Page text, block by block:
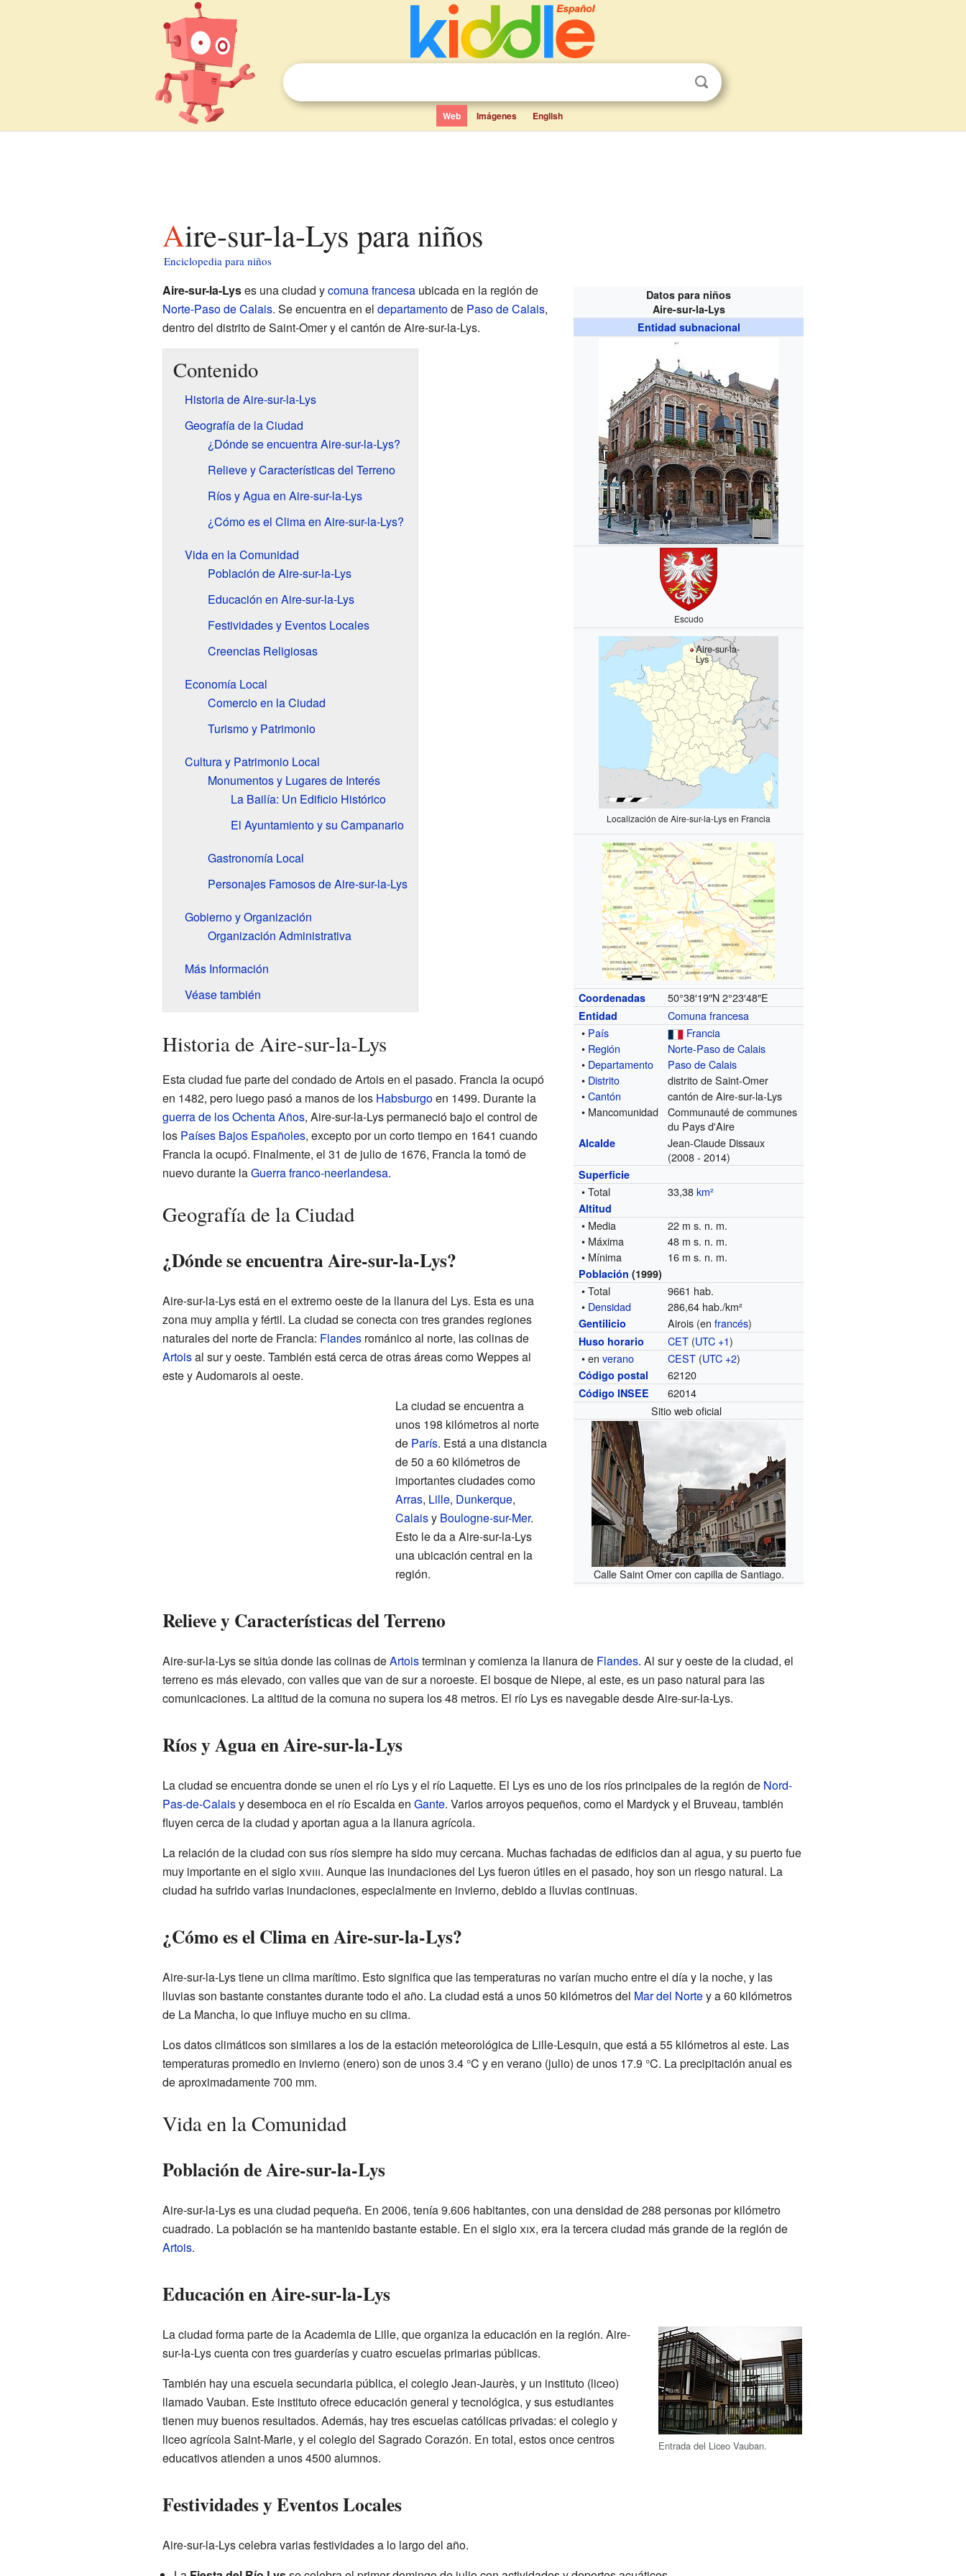
Web Imágenes English
Aire-sur-la-Lys para niños
Enciclopedia para niños
Datos para niños
Aire-sur-la-Lys
Entidad subnacional
Escudo
Aire-sur-la-
Lys
Localización de Aire-sur-la-Lys en Francia
Coordenadas 50°38′19″N 2°23′48″E
Entidad
Comuna francesa
• País
Francia
• Región
Norte-Paso de Calais
• Departamento
Paso de Calais
• Distrito
distrito de Saint-Omer
•Cantón
cantón de Aire-sur-la-Lys
• Mancomunidad
Communauté de communes
du Pays d'Aire
Alcalde
Jean-Claude Dissaux
(2008 - 2014)
Superficie
• Total 33,38km²
Altitud
• Media
22 m s. n. m.
• Máxima
48 m s. n. m.
• Mínima
16 m s. n. m.
Población (1999)
• Total
9661 hab.
• Densidad 286,64 hab./km²
Gentilicio Airois (enfrancés)
Huso horario CET (UTC +1)
• enverano CEST (UTC +2)
Código postal 62120
Código INSEE
62014
Sitio web oficial
Calle Saint Omer con capilla de Santiago.
Aire-sur-la-Lyses una ciudad ycomuna francesaubicada en la región de
Norte-Paso de Calais. Se encuentra en el departamentode Paso de Calais,
dentro del distrito de Saint-Omer y el cantón de Aire-sur-la-Lys.
Contenido
Historia de Aire-sur-la-Lys
Geografía de la Ciudad
¿Dónde se encuentra Aire-sur-la-Lys?
Relieve y Características del Terreno
Ríos y Agua en Aire-sur-la-Lys
¿Cómo es el Clima en Aire-sur-la-Lys?
Vida en la Comunidad
Población de Aire-sur-la-Lys
Educación en Aire-sur-la-Lys
Festividades y Eventos Locales
Creencias Religiosas
Economía Local
Comercio en la Ciudad
Turismo y Patrimonio
Cultura y Patrimonio Local
Monumentos y Lugares de Interés
La Bailía: Un Edificio Histórico
El Ayuntamiento y su Campanario
Gastronomía Local
Personajes Famosos de Aire-sur-la-Lys
Gobierno y Organización
Organización Administrativa
Más Información
Véase también
Historia de Aire-sur-la-Lys
Esta ciudad fue parte del condado de Artois en el pasado. Francia la ocupó
en 1482, pero luego pasó a manos de los Habsburgoen 1499. Durante la
guerra de los Ochenta Años, Aire-sur-la-Lys permaneció bajo el control de
los Países Bajos Españoles, excepto por un corto tiempo en 1641 cuando
Francia la ocupó. Finalmente, el 31 de julio de 1676, Francia la tomó de
nuevo durante laGuerra franco-neerlandesa.
Geografía de la Ciudad
¿Dónde se encuentra Aire-sur-la-Lys?
Aire-sur-la-Lys está en el extremo oeste de la llanura del Lys. Esta es una
zona muy amplia y fértil. La ciudad se conecta con tres grandes regiones
naturales del norte de Francia: Flandesrománico al norte, las colinas de
Artoisal sur y oeste. También está cerca de otras áreas como Weppes al
este y Audomarois al oeste.
La ciudad se encuentra a
unos 198 kilómetros al norte
de París. Está a una distancia
de 50 a 60 kilómetros de
importantes ciudades como
Arras, Lille, Dunkerque,
Calaisy Boulogne-sur-Mer.
Esto le da a Aire-sur-la-Lys
una ubicación central en la
región.
Relieve y Características del Terreno
Aire-sur-la-Lys se sitúa donde las colinas deArtoisterminan y comienza la llanura de Flandes. Al sur y oeste de la ciudad, el
terreno es más elevado, con valles que van de sur a noroeste. El bosque de Niepe, al este, es un paso natural para las
comunicaciones. La altitud de la comuna no supera los 48 metros. El río Lys es navegable desde Aire-sur-la-Lys.
Ríos y Agua en Aire-sur-la-Lys
La ciudad se encuentra donde se unen el río Lys y el río Laquette. El Lys es uno de los ríos principales de la región de Nord-
Pas-de-Calaisy desemboca en el río Escalda en Gante. Varios arroyos pequeños, como el Mardyck y el Bruveau, también
fluyen cerca de la ciudad y aportan agua a la llanura agrícola.
La relación de la ciudad con sus ríos siempre ha sido muy cercana. Muchas fachadas de edificios dan al agua, y su puerto fue
muy importante en el sigloxviii. Aunque las inundaciones del Lys fueron útiles en el pasado, hoy son un riesgo natural. La
ciudad ha sufrido varias inundaciones, especialmente en invierno, debido a lluvias continuas.
¿Cómo es el Clima en Aire-sur-la-Lys?
Aire-sur-la-Lys tiene un clima marítimo. Esto significa que las temperaturas no varían mucho entre el día y la noche, y las
lluvias son bastante constantes durante todo el año. La ciudad está a unos 50 kilómetros del Mar del Nortey a 60 kilómetros
de La Mancha, lo que influye mucho en su clima.
Los datos climáticos son similares a los de la estación meteorológica de Lille-Lesquin, que está a 55 kilómetros al este. Las
temperaturas promedio en invierno (enero) son de unos 3.4 °C y en verano (julio) de unos 17.9 °C. La precipitación anual es
de aproximadamente 700 mm.
Vida en la Comunidad
Población de Aire-sur-la-Lys
Aire-sur-la-Lys es una ciudad pequeña. En 2006, tenía 9.606 habitantes, con una densidad de 288 personas por kilómetro
cuadrado. La población se ha mantenido bastante estable. En el sigloxix, era la tercera ciudad más grande de la región de
Artois.
Educación en Aire-sur-la-Lys
Entrada del Liceo Vauban.
La ciudad forma parte de la Academia de Lille, que organiza la educación en la región. Aire-
sur-la-Lys cuenta con tres guarderías y cuatro escuelas primarias públicas.
También hay una escuela secundaria pública, el colegio Jean-Jaurès, y un instituto (liceo)
llamado Vauban. Este instituto ofrece educación general y tecnológica, y sus estudiantes
tienen muy buenos resultados. Además, hay tres escuelas católicas privadas: el colegio y
liceo agrícola Saint-Marie, y el colegio del Sagrado Corazón. En total, estos once centros
educativos atienden a unos 4500 alumnos.
Festividades y Eventos Locales
Aire-sur-la-Lys celebra varias festividades a lo largo del año.